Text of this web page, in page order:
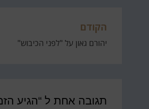
ניווט
הקודם
יהורם גאון על "לפני הכיבוש"
תגובה אחת ל “הגיע